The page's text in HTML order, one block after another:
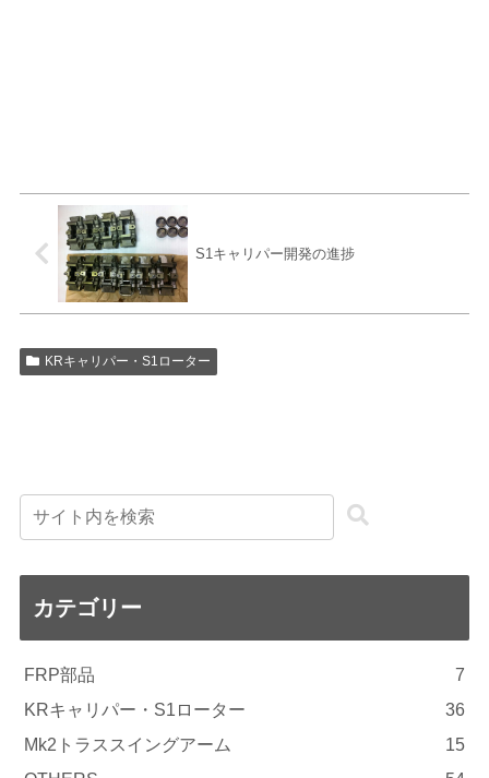
S1キャリパー開発の進捗
KRキャリパー・S1ローター
カテゴリー
FRP部品
7
KRキャリパー・S1ローター
36
Mk2トラススイングアーム
15